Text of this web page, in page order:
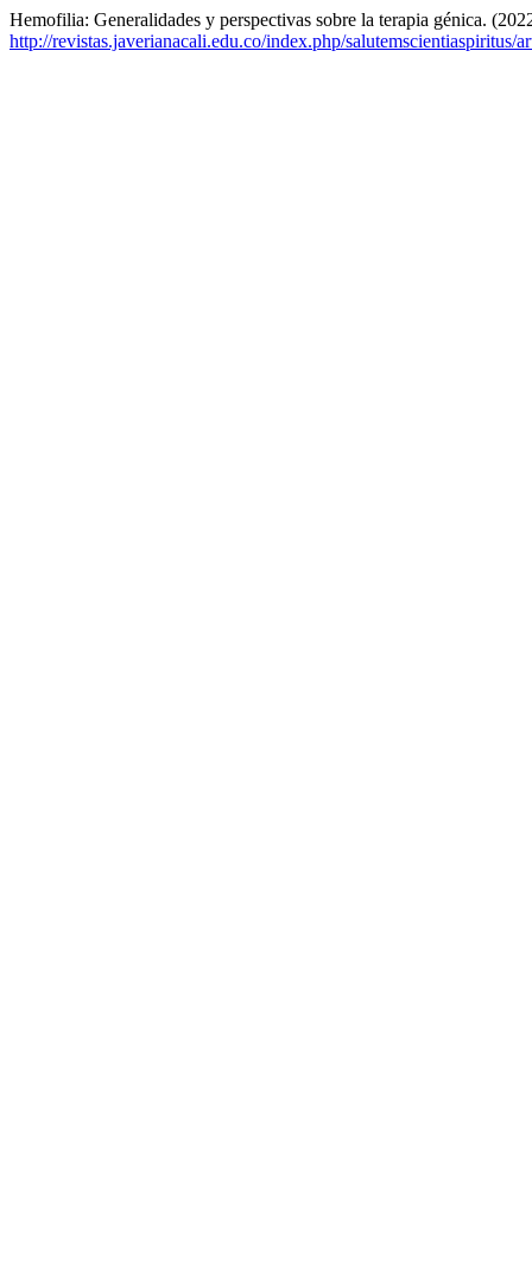
Hemofilia: Generalidades y perspectivas sobre la terapia génica.
http://revistas.javerianacali.edu.co/index.php/salutemscientiaspiritus/